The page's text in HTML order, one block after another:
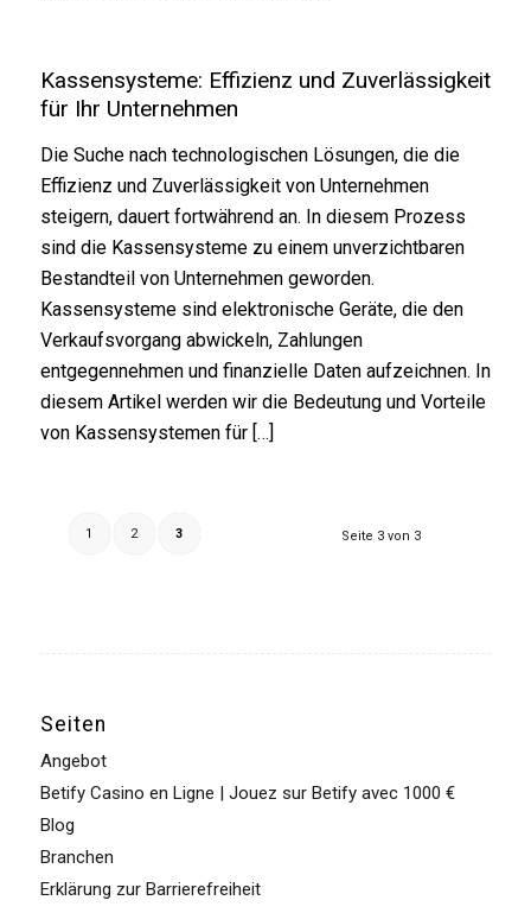
Kassensysteme: Effizienz und Zuverlässigkeit
für Ihr Unternehmen
Die Suche nach technologischen Lösungen, die die
Effizienz und Zuverlässigkeit von Unternehmen
steigern, dauert fortwährend an. In diesem Prozess
sind die Kassensysteme zu einem unverzichtbaren
Bestandteil von Unternehmen geworden.
Kassensysteme sind elektronische Geräte, die den
Verkaufsvorgang abwickeln, Zahlungen
entgegennehmen und finanzielle Daten aufzeichnen. In
diesem Artikel werden wir die Bedeutung und Vorteile
von Kassensystemen für […]
Seite 3 von 3
1 2 3
Seiten
Angebot
Betify Casino en Ligne | Jouez sur Betify avec 1000 €
Blog
Branchen
Erklärung zur Barrierefreiheit